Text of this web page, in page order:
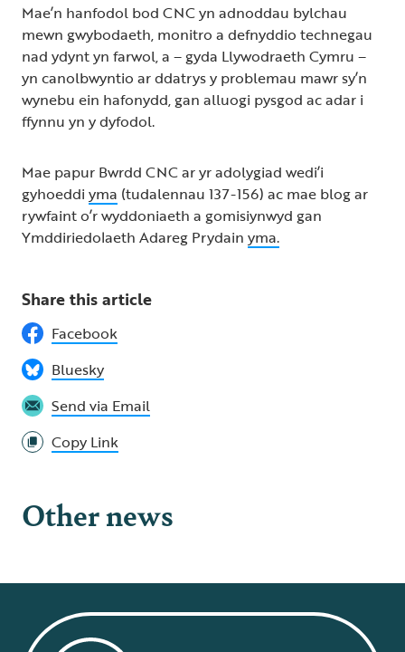
Mae’n hanfodol bod CNC yn adnoddau bylchau
mewn gwybodaeth, monitro a defnyddio technegau
nad ydynt yn farwol, a – gyda Llywodraeth Cymru –
yn canolbwyntio ar ddatrys y problemau mawr sy’n
wynebu ein hafonydd, gan alluogi pysgod ac adar i
ffynnu yn y dyfodol.
Mae papur Bwrdd CNC ar yr adolygiad wedi’i
gyhoeddi yma (tudalennau 137-156) ac mae blog ar
rywfaint o’r wyddoniaeth a gomisiynwyd gan
Ymddiriedolaeth Adareg Prydain yma.
Share this article
Facebook
Bluesky
Send via Email
Copy Link
Other news